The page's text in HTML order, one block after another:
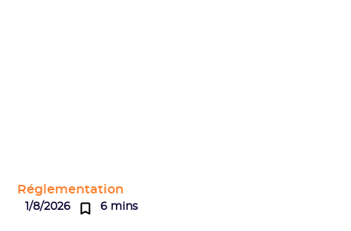
Réglementation
1/8/2026 6 mins